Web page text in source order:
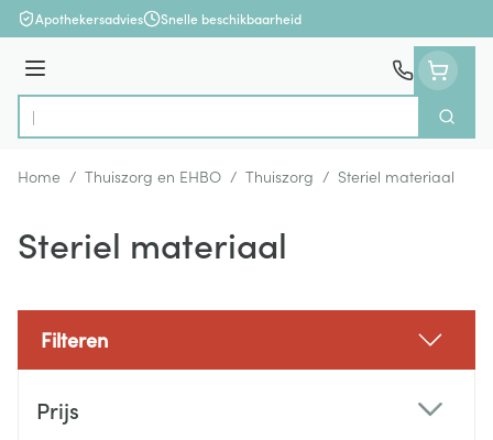
Ga naar de inhoud
Apothekersadvies Snelle beschikbaarheid
Menu
Product, merk, categorie...
Zoek
Home / Thuiszorg en EHBO / Thuiszorg / Steriel materiaal
Steriel materiaal
Filteren
Prijs